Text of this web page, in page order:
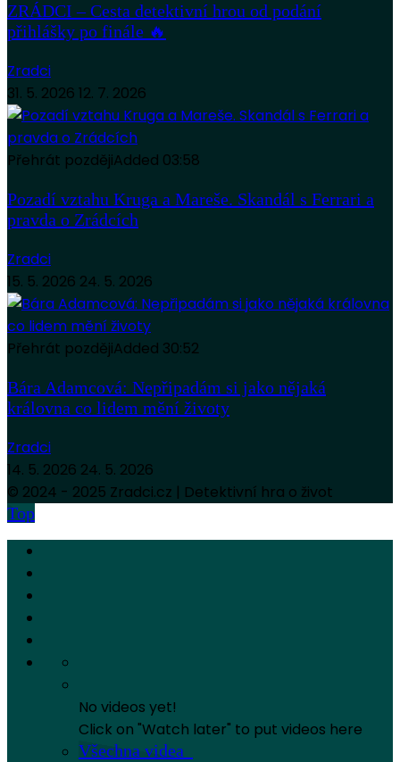
ZRÁDCI – Cesta detektivní hrou od podání
přihlášky po finále 🔥
Zradci
31. 5. 2026 12. 7. 2026
Přehrát pozdějiAdded 03:58
Pozadí vztahu Kruga a Mareše. Skandál s Ferrari a
pravda o Zrádcích
Zradci
15. 5. 2026 24. 5. 2026
Přehrát pozdějiAdded 30:52
Bára Adamcová: Nepřipadám si jako nějaká
královna co lidem mění životy
Zradci
14. 5. 2026 24. 5. 2026
© 2024 - 2025 Zradci.cz | Detektivní hra o život
Top
No videos yet!
Click on "Watch later" to put videos here
Všechna videa